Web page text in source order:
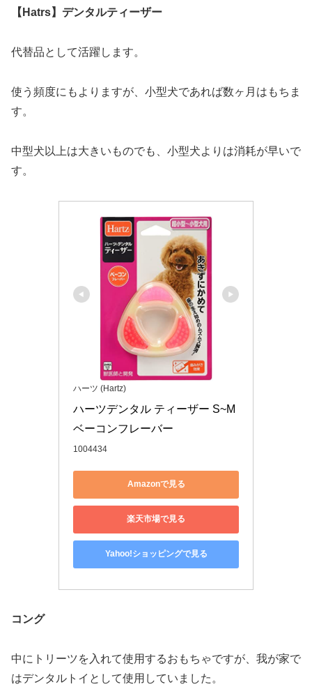
【Hatrs】デンタルティーザー
代替品として活躍します。
使う頻度にもよりますが、小型犬であれば数ヶ月はもちま
す。
中型犬以上は大きいものでも、小型犬よりは消耗が早いで
す。
ハーツ (Hartz)
ハーツデンタル ティーザー S~M
ベーコンフレーバー
1004434
Amazonで見る
楽天市場で見る
Yahoo!ショッピングで見る
コング
中にトリーツを入れて使用するおもちゃですが、我が家で
はデンタルトイとして使用していました。